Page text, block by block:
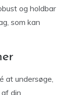
og holdbar
som kan
at undersøge,
din